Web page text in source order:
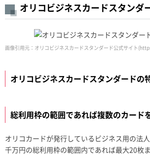
オリコビジネスカードスタンダ
画像引用元：オリコビジネスカードスタンダード公式サイ
オリコビジネスカードスタンダードの
総利用枠の範囲であれば複数のカード
オリコカードが発行しているビジネス用の法
千万円の総利用枠の範囲内であれば最大20枚